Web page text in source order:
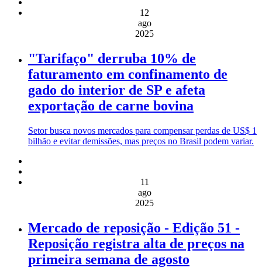
12
ago
2025
"Tarifaço" derruba 10% de
faturamento em confinamento de
gado do interior de SP e afeta
exportação de carne bovina
Setor busca novos mercados para compensar perdas de US$ 1
bilhão e evitar demissões, mas preços no Brasil podem variar.
11
ago
2025
Mercado de reposição - Edição 51 -
Reposição registra alta de preços na
primeira semana de agosto